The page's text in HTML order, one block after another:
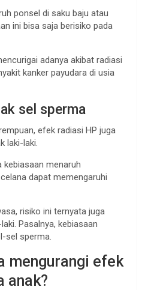
ponsel di saku baju atau
ini bisa saja berisiko pada
adanya akibat radiasi
kanker payudara di usia
sel sperma
efek radiasi HP juga
laki-laki.
kebiasaan menaruh
dapat memengaruhi
risiko ini ternyata juga
Pasalnya, kebiasaan
sel sperma.
mengurangi efek
anak?